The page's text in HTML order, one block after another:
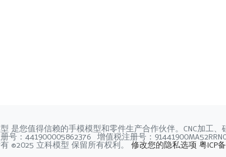
是您值得信赖的手模模型和零件生产合作伙伴。CNC加工、
号：441900005862376 增值税注册号：
©2025 立科模型 保留所有权利。 修改您的隐私选项 粤ICP